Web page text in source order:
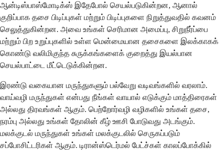
ஆன்டிஸ்பாஸ்மோடிக்ஸ் இதேபோல் செயல்படுகின்றன, ஆனால்
குறிப்பாக தசை பிடிப்புகள் மற்றும் பிடிப்புகளை நிறுத்துவதில் கவனம்
செலுத்துகின்றன. அவை உங்கள் செரிமான அமைப்பு, சிறுநீர்ப்பை
மற்றும் பிற உறுப்புகளில் உள்ள மென்மையான தசைகளை இலக்காகக்
கொண்டு வலிமிகுந்த சுருக்கங்களைக் குறைத்து இயல்பான
செயல்பாட்டை மீட்டெடுக்கின்றன.
இரண்டு வகையான மருந்துகளும் பல்வேறு வடிவங்களில் வரலாம்.
வாய்வழி மருந்துகள் என்பது நீங்கள் வாயால் எடுக்கும் மாத்திரைகள்
அல்லது திரவங்கள் ஆகும். பெற்றோர்வழி வழிகளில் உங்கள் தசை,
நரம்பு அல்லது உங்கள் தோலின் கீழ் ஊசி போடுவது அடங்கும்.
மலக்குடல் மருந்துகள் உங்கள் மலக்குடலில் செருகப்படும்
சப்போசிட்டரிகள் ஆகும். டிரான்ஸ்டெர்மல் பேட்ச்கள் காலப்போக்கில்